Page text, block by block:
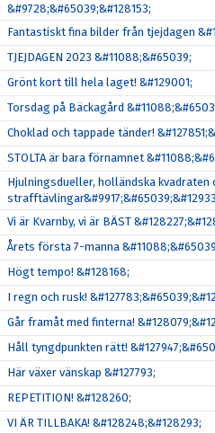
&#9728;&#65039;&#128153;
Fantastiskt fina bilder från tjejdagen
TJEJDAGEN 2023 &#11088;&#65039;
Grönt kort till hela laget! &#129001;
Torsdag på Bäckagård
Choklad och tappade tänder!
STOLTA är bara förnamnet
Hjulningsdueller, holländska kvadraten
Vi är Kvarnby, vi är BÄST
Årets första 7-manna
Högt tempo! &#128168;
I regn och rusk!
Går framåt med finterna!
Håll tyngdpunkten rätt!
Här växer vänskap &#127793;
REPETITION! &#128260;
VI ÄR TILLBAKA! &#128248;&#128293;